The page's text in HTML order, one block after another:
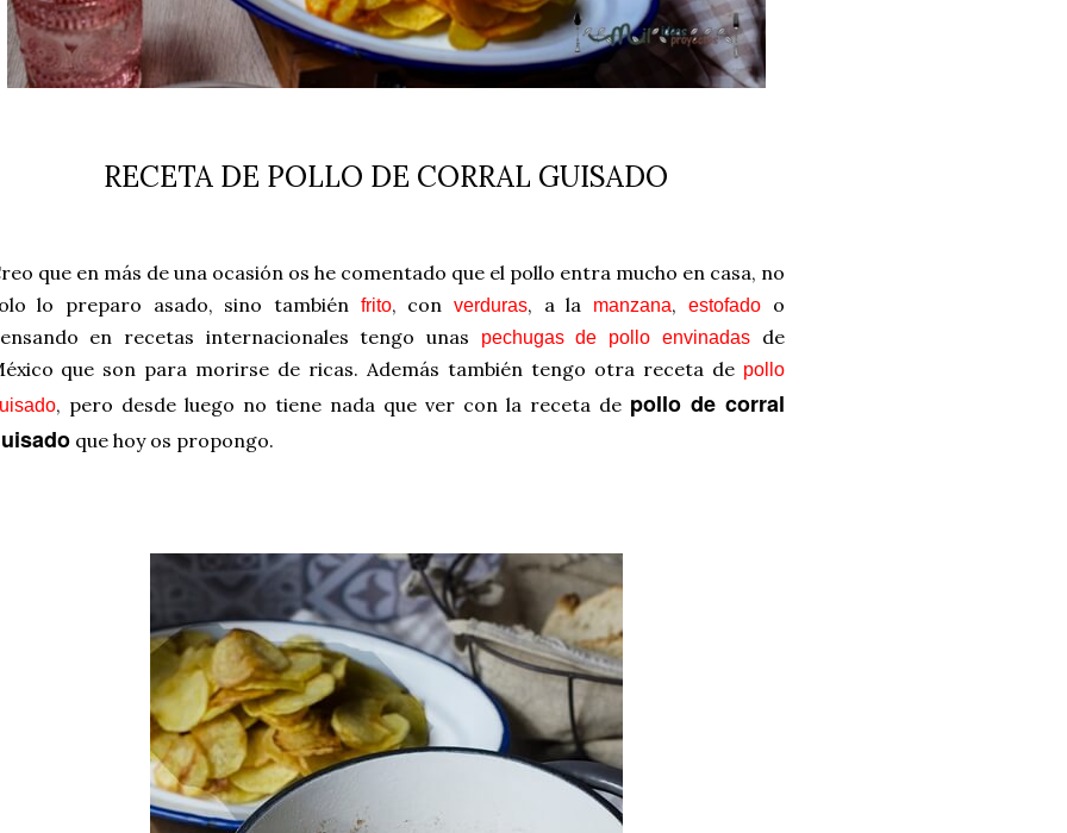
RECETA DE POLLO DE CORRAL GUISADO
que en más de una ocasión os he comentado que el pollo entra mucho en casa, no
lo preparo asado, sino también
frito, converduras, a la manzana, estofadoo
en recetas internacionales tengo unas
pechugas de pollo envinadasde
que son para morirse de ricas. Además también tengo otra receta de pollo
, pero desde luego no tiene nada que ver con la receta de pollo de corral
que hoy os propongo.